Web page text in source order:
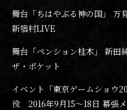
舞台「ちはやぶる神の国」
新宿村LIVE
舞台「ペンション桂木」 新
ザ・ポケット
イベント「東京ゲームショウ
役 2016年9月15〜18日 幕張